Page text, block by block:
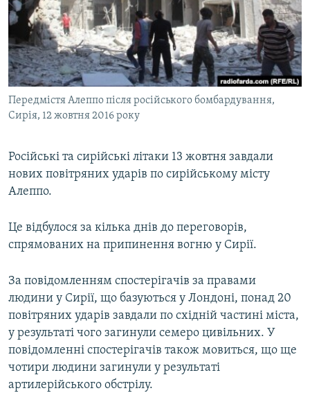
МУЛЬТИМЕДІА
ФОТО
СПЕЦПРОЄКТИ
ПОДКАСТИ
КРИМ РЕАЛІЇ
УКР
КТАТ
ДОЛУЧАЙСЯ!
Усі сайти RFE/RL
Передмістя Алеппо після російського бомбардування,
Сирія, 12 жовтня 2016 року
Російські та сирійські літаки 13 жовтня завдали
нових повітряних ударів по сирійському місту
Алеппо.
Це відбулося за кілька днів до переговорів,
спрямованих на припинення вогню у Сирії.
За повідомленням спостерігачів за правами
людини у Сирії, що базуються у Лондоні, понад 20
повітряних ударів завдали по східній частині міста,
у результаті чого загинули семеро цивільних. У
повідомленні спостерігачів також мовиться, що ще
чотири людини загинули у результаті
артилерійського обстрілу.